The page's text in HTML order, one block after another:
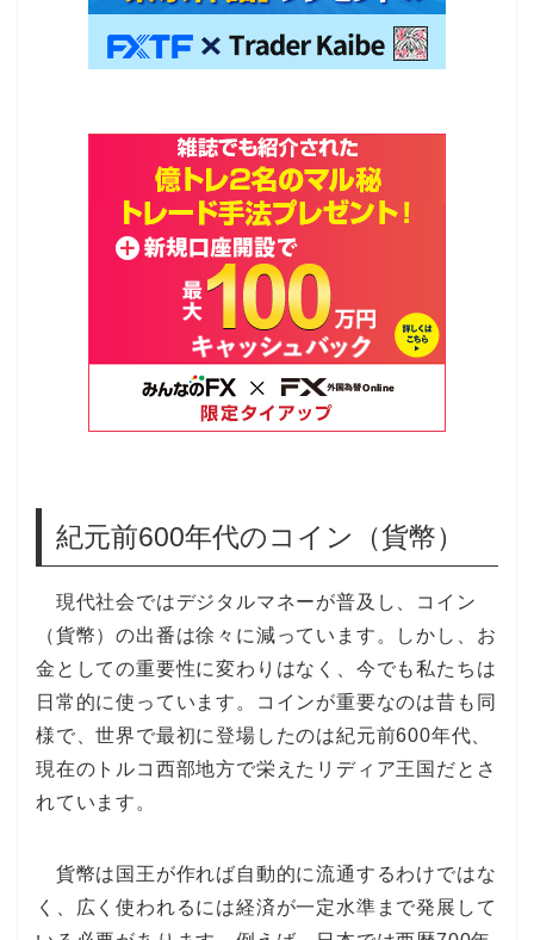
紀元前600年代のコイン（貨幣）
現代社会ではデジタルマネーが普及し、コイン
（貨幣）の出番は徐々に減っています。しかし、お
金としての重要性に変わりはなく、今でも私たちは
日常的に使っています。コインが重要なのは昔も同
様で、世界で最初に登場したのは紀元前600年代、
現在のトルコ西部地方で栄えたリディア王国だとさ
れています。
貨幣は国王が作れば自動的に流通するわけではな
く、広く使われるには経済が一定水準まで発展して